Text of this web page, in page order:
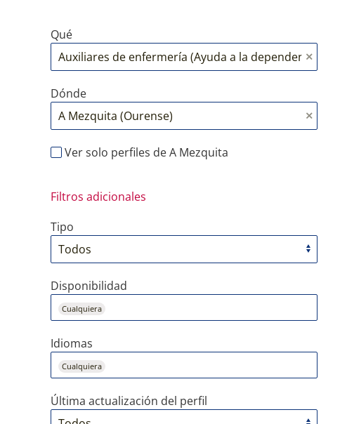
Qué
Dónde
Ver solo perfiles de A Mezquita
Filtros adicionales
Tipo
Disponibilidad
Cualquiera
Idiomas
Cualquiera
Última actualización del perfil